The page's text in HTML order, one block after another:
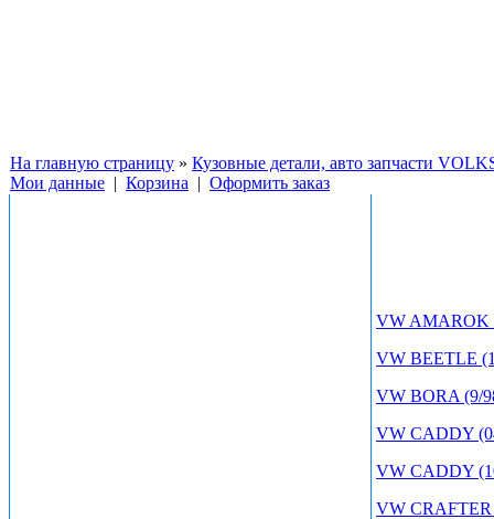
На главную страницу » Кузовные детали, авто запчасти
Мои данные | Корзина | Оформить заказ
VW AMAROK
VW BEETLE
VW BORA (9/
VW CADDY
VW CADDY
VW CRAFTER